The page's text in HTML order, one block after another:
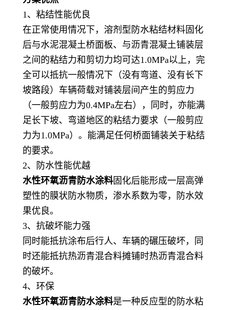
1、粘结性能优良
在正常使用情况下，溶剂型防水粘结材料固化
后与水泥混凝土桥面板、与沥青混凝土铺装层
之间的粘结力和剪切力均可达1.0MPa以上，完
全可以抵抗一般情况下（没有弯道、没有长下
坡路段）车辆荷载对铺装层间产生的剪应力
（一般剪应力为0.4MPa左右），同时，亦能满
足长下坡、弯道地区的粘结力要求（一般剪应
力为1.0MPa）。能满足任何桥面铺装关于粘结
的要求。
2、防水性能优越
水性环氧沥青防水涂料固化后能形成一层高弹
塑性的膜状防水物质，渗水系数为零，防水效
果优良。
3、抗破坏能力强
同时能抵抗涂布后行人、车辆的碾压破坏，同
时还能抵抗热沥青混合料摊铺时热沥青混合料
的破坏。
4、环保
水性环氧沥青防水涂料是一种反应型的防水粘